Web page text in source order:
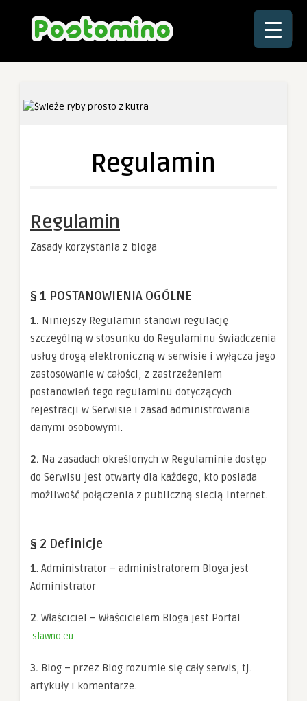
☰
Regulamin
Regulamin
Zasady korzystania z bloga
§ 1 POSTANOWIENIA OGÓLNE
1. Niniejszy Regulamin stanowi regulację
szczególną w stosunku do Regulaminu świadczenia
usług drogą elektroniczną w serwisie i wyłącza jego
zastosowanie w całości, z zastrzeżeniem
postanowień tego regulaminu dotyczących
rejestracji w Serwisie i zasad administrowania
danymi osobowymi.
2. Na zasadach określonych w Regulaminie dostęp
do Serwisu jest otwarty dla każdego, kto posiada
możliwość połączenia z publiczną siecią Internet.
§ 2 Definicje
1. Administrator – administratorem Bloga jest
Administrator
2. Właściciel – Właścicielem Bloga jest Portal
slawno.eu
3. Blog – przez Blog rozumie się cały serwis, tj.
artykuły i komentarze.
Konieczne
Te pliki cookie
opcjonalne. Są
one potrzebne
funkcjonowania
strony
internetowej.
Statystyka
Abyśmy mogli
funkcjonalność
na podstawie
strona jest
Doświadczenie
Aby nasza
działała jak
najlepiej
podczas twojego